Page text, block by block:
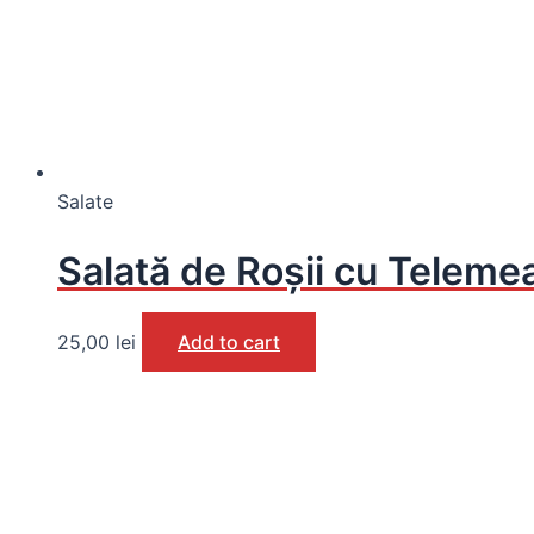
Salate
Salată de Roșii cu
25,00 lei Add to cart